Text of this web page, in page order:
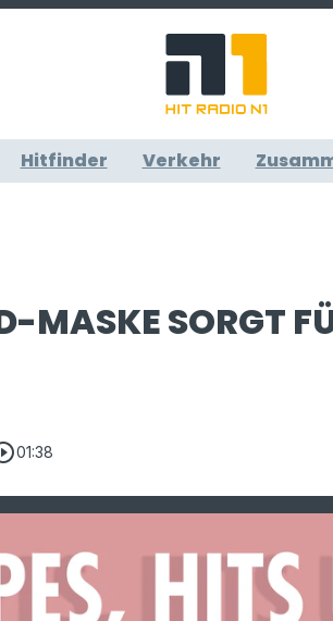
Hitfinder Verkehr
MASKE SORGT
01:38